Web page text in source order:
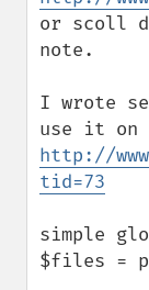
or scoll
note.
I wrote
http://
tid=73
simple
$files =